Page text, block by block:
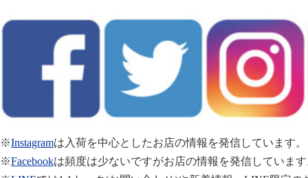
※Instagramは入荷を中心としたお店の情報を発信しています。
※Facebookは頻度は少ないですがお店の情報を発信していま